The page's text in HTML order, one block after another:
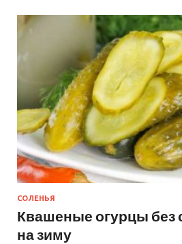
СОЛЕНЬЯ
Квашеные огурцы без
на зиму